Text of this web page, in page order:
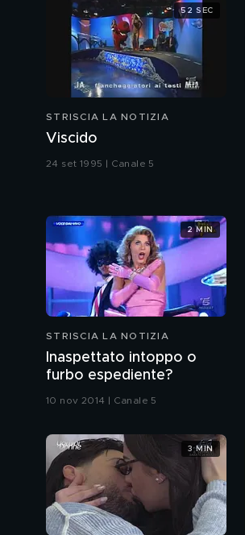
STRISCIA LA NOTIZIA
Viscido
24 set 1995 | Canale 5
52 SEC
STRISCIA LA NOTIZIA
Inaspettato intoppo o
furbo espediente?
10 nov 2014 | Canale 5
2 MIN
3 MIN